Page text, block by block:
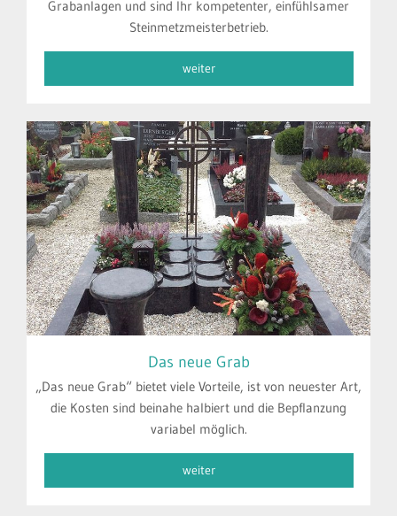
Grabanlagen und sind Ihr kompetenter, einfühlsamer
Steinmetzmeisterbetrieb.
weiter
Das neue Grab
„Das neue Grab“ bietet viele Vorteile, ist von neuester Art,
die Kosten sind beinahe halbiert und die Bepflanzung
variabel möglich.
weiter